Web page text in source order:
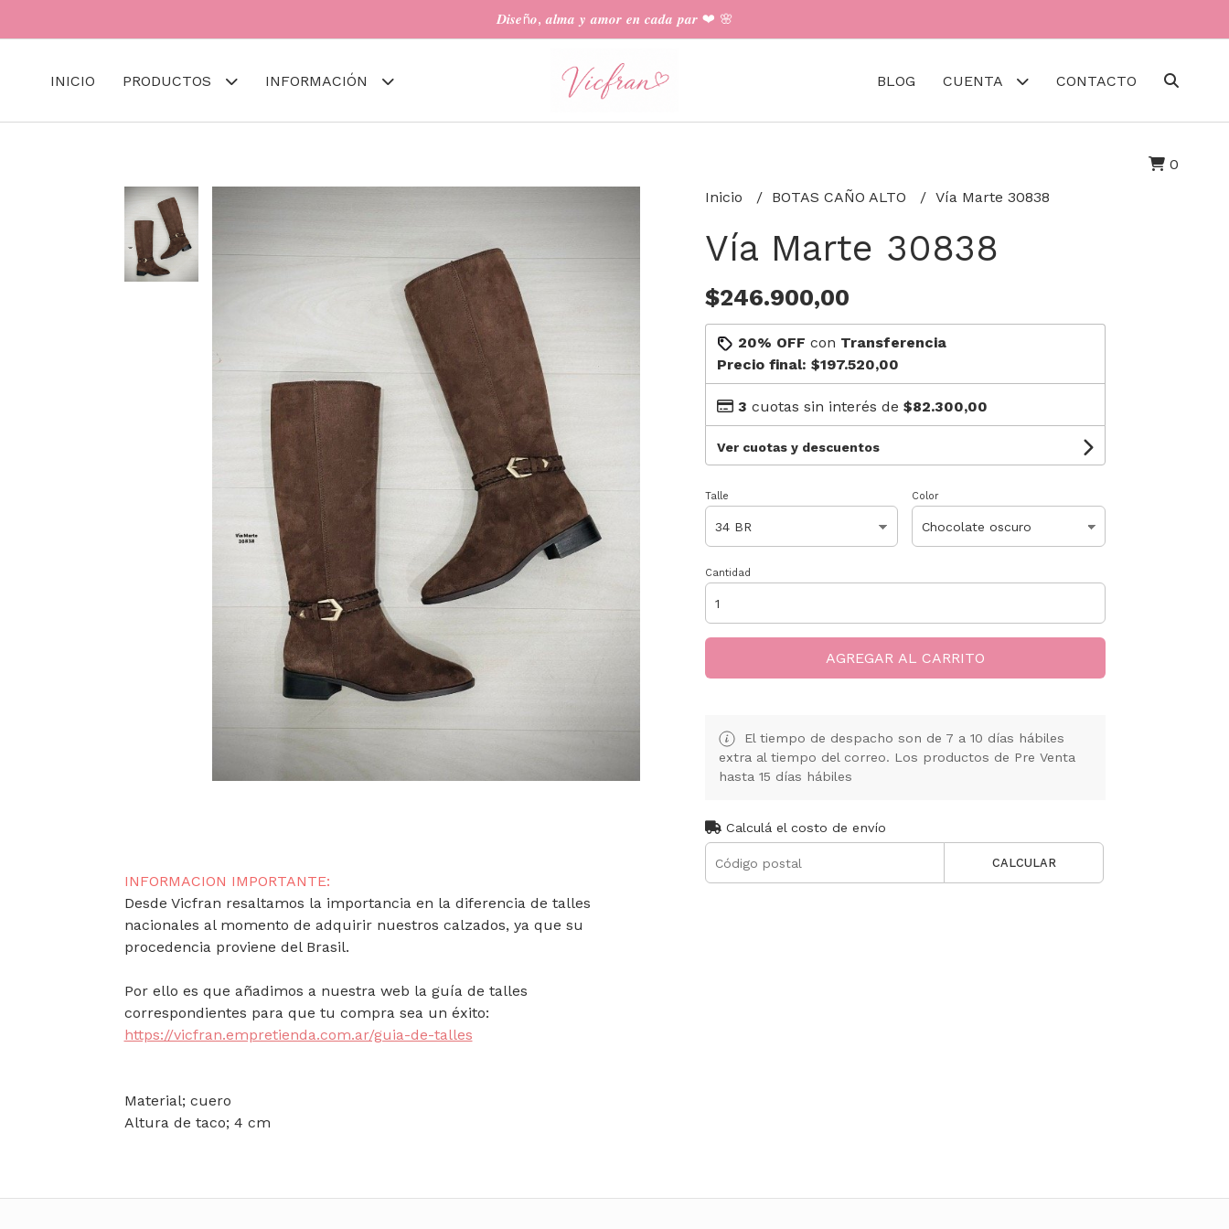
𝑫𝒊𝒔𝒆ñ𝒐, 𝒂𝒍𝒎𝒂 𝒚 𝒂𝒎𝒐𝒓 𝒆𝒏 𝒄𝒂𝒅𝒂 𝒑𝒂𝒓 ❤︎ 🌸
INICIO PRODUCTOS INFORMACIÓN BLOG CUENTA CONTACTO
0
INFORMACION IMPORTANTE:
Desde Vicfran resaltamos la importancia en la diferencia de talles
nacionales al momento de adquirir nuestros calzados, ya que su
procedencia proviene del Brasil.
Por ello es que añadimos a nuestra web la guía de talles
correspondientes para que tu compra sea un éxito:
https://vicfran.empretienda.com.ar/guia-de-talles
Material; cuero
Altura de taco; 4 cm
Inicio BOTAS CAÑO ALTO Vía Marte 30838
Vía Marte 30838
$246.900,00
20% OFF con Transferencia
Precio final: $197.520,00
3 cuotas sin interés de $82.300,00
Ver cuotas y descuentos
Talle Color
Cantidad
AGREGAR AL CARRITO
El tiempo de despacho son de 7 a 10 días hábiles
extra al tiempo del correo. Los productos de Pre Venta
hasta 15 días hábiles
Calculá el costo de envío
CALCULAR